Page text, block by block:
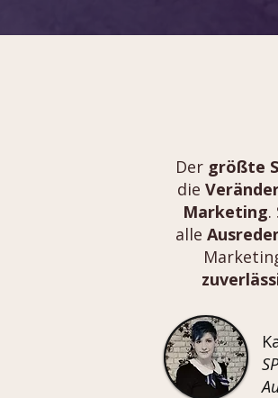
Der größte
die
Marketing.
alle